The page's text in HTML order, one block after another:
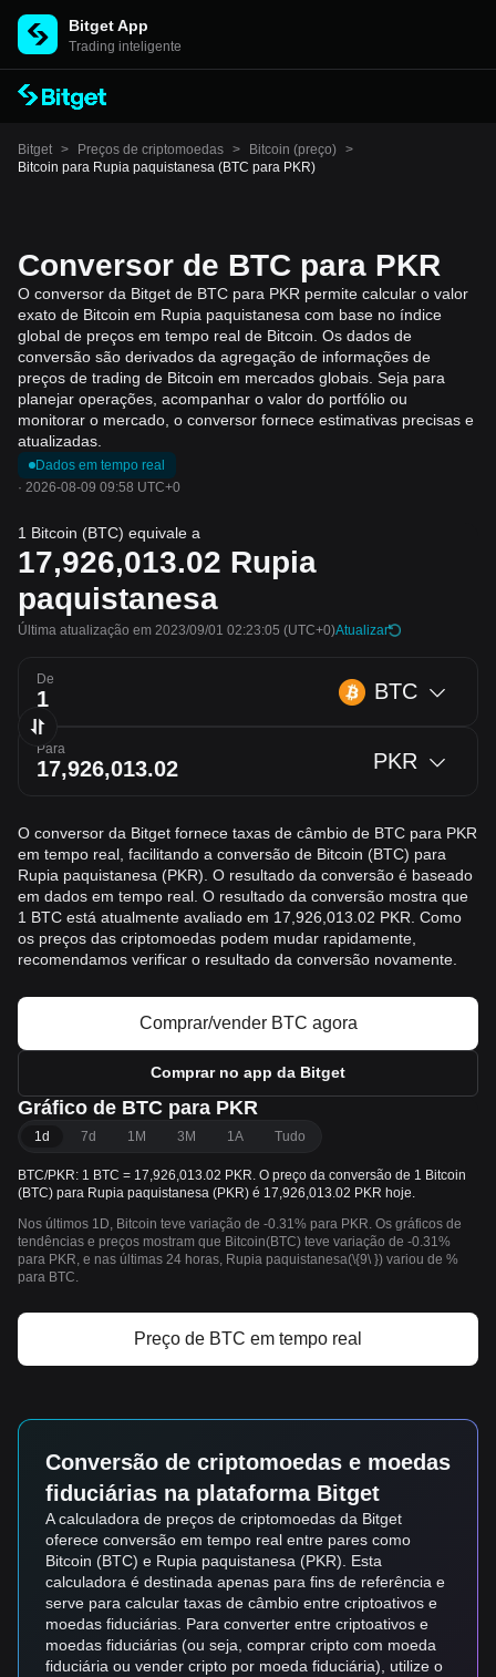
Bitget App
Trading inteligente
Bitget > Preços de criptomoedas > Bitcoin (preço) >
Bitcoin para Rupia paquistanesa (BTC para PKR)
Conversor de BTC para PKR
O conversor da Bitget de BTC para PKR permite calcular o valor
exato de Bitcoin em Rupia paquistanesa com base no índice
global de preços em tempo real de Bitcoin. Os dados de
conversão são derivados da agregação de informações de
preços de trading de Bitcoin em mercados globais. Seja para
planejar operações, acompanhar o valor do portfólio ou
monitorar o mercado, o conversor fornece estimativas precisas e
atualizadas.
Dados em tempo real
· 2026-08-09 09:58 UTC+0
1 Bitcoin (BTC) equivale a
17,926,013.02 Rupia
paquistanesa
Última atualização em 2023/09/01 02:23:05 (UTC+0)Atualizar
De BTC
Para PKR
O conversor da Bitget fornece taxas de câmbio de BTC para PKR
em tempo real, facilitando a conversão de Bitcoin (BTC) para
Rupia paquistanesa (PKR). O resultado da conversão é baseado
em dados em tempo real. O resultado da conversão mostra que
1 BTC está atualmente avaliado em 17,926,013.02 PKR. Como
os preços das criptomoedas podem mudar rapidamente,
recomendamos verificar o resultado da conversão novamente.
Comprar/vender BTC agora
Comprar no app da Bitget
Gráfico de BTC para PKR
1d 7d 1M 3M 1A Tudo
BTC/PKR: 1 BTC = 17,926,013.02 PKR. O preço da conversão de 1 Bitcoin
(BTC) para Rupia paquistanesa (PKR) é 17,926,013.02 PKR hoje.
Nos últimos 1D, Bitcoin teve variação de -0.31% para PKR. Os gráficos de
tendências e preços mostram que Bitcoin(BTC) teve variação de -0.31%
para PKR, e nas últimas 24 horas, Rupia paquistanesa(\{9\ }) variou de %
para BTC.
Preço de BTC em tempo real
Conversão de criptomoedas e moedas
fiduciárias na plataforma Bitget
A calculadora de preços de criptomoedas da Bitget
oferece conversão em tempo real entre pares como
Bitcoin (BTC) e Rupia paquistanesa (PKR). Esta
calculadora é destinada apenas para fins de referência e
serve para calcular taxas de câmbio entre criptoativos e
moedas fiduciárias. Para converter entre criptoativos e
moedas fiduciárias (ou seja, comprar cripto com moeda
fiduciária ou vender cripto por moeda fiduciária), utilize o